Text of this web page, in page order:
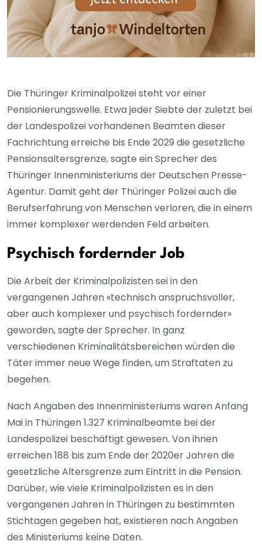
Die Thüringer Kriminalpolizei steht vor einer
Pensionierungswelle. Etwa jeder Siebte der zuletzt bei
der Landespolizei vorhandenen Beamten dieser
Fachrichtung erreiche bis Ende 2029 die gesetzliche
Pensionsaltersgrenze, sagte ein Sprecher des
Thüringer Innenministeriums der Deutschen Presse-
Agentur. Damit geht der Thüringer Polizei auch die
Berufserfahrung von Menschen verloren, die in einem
immer komplexer werdenden Feld arbeiten.
Psychisch fordernder Job
Die Arbeit der Kriminalpolizisten sei in den
vergangenen Jahren «technisch anspruchsvoller,
aber auch komplexer und psychisch fordernder»
geworden, sagte der Sprecher. In ganz
verschiedenen Kriminalitätsbereichen würden die
Täter immer neue Wege finden, um Straftaten zu
begehen.
Nach Angaben des Innenministeriums waren Anfang
Mai in Thüringen 1.327 Kriminalbeamte bei der
Landespolizei beschäftigt gewesen. Von ihnen
erreichen 188 bis zum Ende der 2020er Jahren die
gesetzliche Altersgrenze zum Eintritt in die Pension.
Darüber, wie viele Kriminalpolizisten es in den
vergangenen Jahren in Thüringen zu bestimmten
Stichtagen gegeben hat, existieren nach Angaben
des Ministeriums keine Daten.